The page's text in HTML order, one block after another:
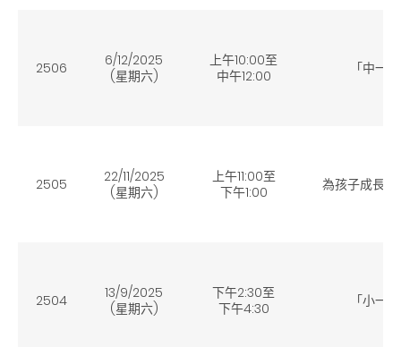
2506
6/12/2025
(星期六)
上午10:00至
中午12:00
「中一
2505
22/11/2025
(星期六)
上午11:00至
下午1:00
為孩子成長
2504
13/9/2025
(星期六)
下午2:30至
下午4:30
「小一